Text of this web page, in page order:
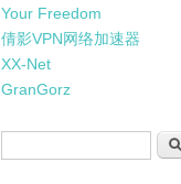
Your Freedom
倩影VPN网络加速器
XX-Net
GranGorz
搜索